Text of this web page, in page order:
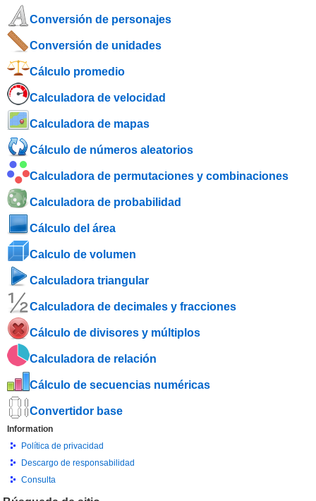
Conversión de personajes
Conversión de unidades
Cálculo promedio
Calculadora de velocidad
Calculadora de mapas
Cálculo de números aleatorios
Calculadora de permutaciones y combinaciones
Calculadora de probabilidad
Cálculo del área
Calculo de volumen
Calculadora triangular
Calculadora de decimales y fracciones
Cálculo de divisores y múltiplos
Calculadora de relación
Cálculo de secuencias numéricas
Convertidor base
Information
Política de privacidad
Descargo de responsabilidad
Consulta